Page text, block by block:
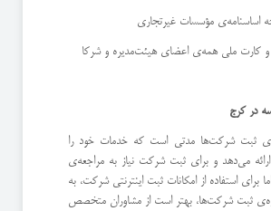
در کرج
ثبت شرکت‌ها مدتی است که خدمات خود را
می‌دهد و برای ثبت شرکت نیاز به مراجعه‌ی
استفاده از امکانات ثبت اینترنتی شرکت، به
ثبت شرکت‌ها، بهتر است از مشاوران متخصص